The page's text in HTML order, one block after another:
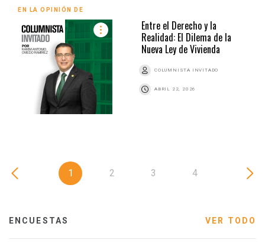
EN LA OPINIÓN DE
Entre el Derecho y la
Realidad: El Dilema de la
Nueva Ley de Vivienda
COLUMNISTA INVITADO
ABRIL 22, 2026
1 2 3 4
ENCUESTAS VER TODO